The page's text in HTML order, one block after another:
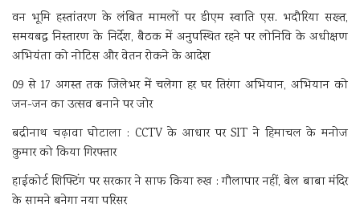
वन भूमि हस्तांतरण के लंबित मामलों पर डीएम स्वाति एस. भदौरिया सख्त,
समयबद्ध निस्तारण के निर्देश, बैठक में अनुपस्थित रहने पर लोनिवि के अधीक्षण
अभियंता को नोटिस और वेतन रोकने के आदेश
09 से 17 अगस्त तक जिलेभर में चलेगा हर घर तिरंगा अभियान, अभियान को
जन-जन का उत्सव बनाने पर जोर
बद्रीनाथ चढ़ावा घोटाला : CCTV के आधार पर SIT ने हिमाचल के मनोज
कुमार को किया गिरफ्तार
हाईकोर्ट शिफ्टिंग पर सरकार ने साफ किया रुख : गौलापार नहीं, बेल बाबा मंदिर
के सामने बनेगा नया परिसर